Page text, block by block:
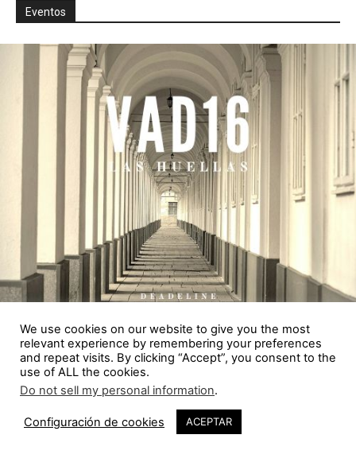
Eventos
We use cookies on our website to give you the most
relevant experience by remembering your preferences
and repeat visits. By clicking “Accept”, you consent to the
use of ALL the cookies.
Do not sell my personal information.
Configuración de cookies ACEPTAR